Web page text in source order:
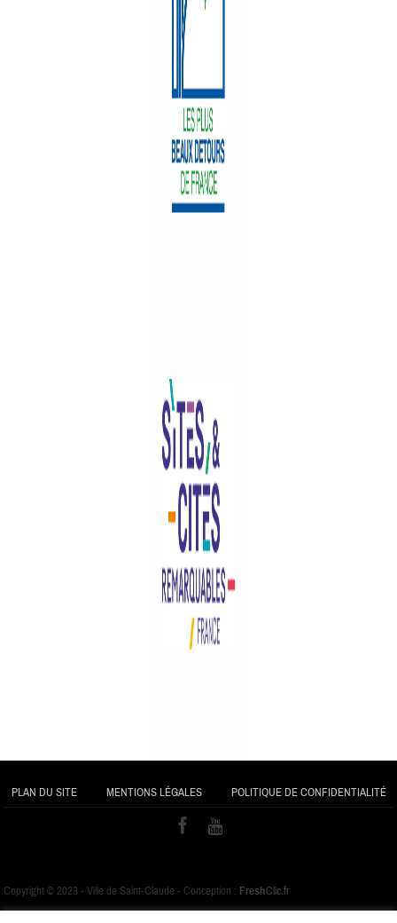
PLAN DU SITE MENTIONS LÉGALES POLITIQUE DE CONFIDENTIALITÉ
Copyright © 2023 - Ville de Saint-Claude - Conception : FreshClic.fr